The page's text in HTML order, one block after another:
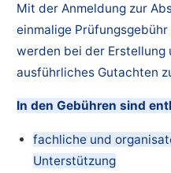
Mit der Anmeldung zur
einmalige
werden bei der
ausführliches Gutachten
In den Gebühren sind
fachliche und
Unterstützung